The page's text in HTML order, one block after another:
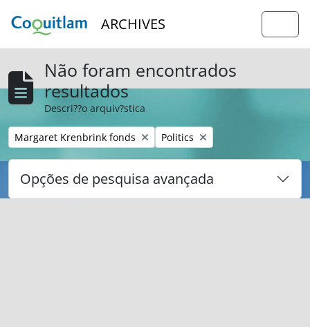
ARCHIVES
Não foram encontrados
resultados
Descri??o arquiv?stica
Remover filtro:
Margaret Krenbrink fonds Remover filtro:
Politics
Opções de pesquisa avançada